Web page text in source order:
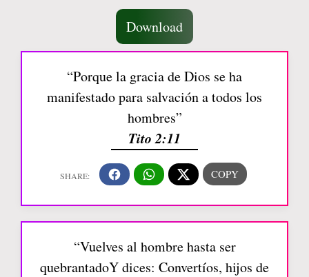
Download
“Porque la gracia de Dios se ha
manifestado para salvación a todos los
hombres”
Tito 2:11
“Vuelves al hombre hasta ser
quebrantadoY dices: Convertíos, hijos de